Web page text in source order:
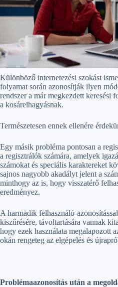
Különböző internetezési szokást
folyamat során azonosítják ilyen
rendszer a már megkezdett
a kosárelhagyásnak.
Természetesen ennek ellenére
Egy másik probléma pontosan a
a regisztrálók számára, amelyek
számokat és speciális karaktereket
sajnos nagyobb akadályt jelent a
minthogy az is, hogy visszatérő
eredményez.
A harmadik felhasználó-
kiszűrésére, távoltartására vannak
hogy ezek használata megalapozott
okán rengeteg az elgépelés és
Problémaazonosítás után a